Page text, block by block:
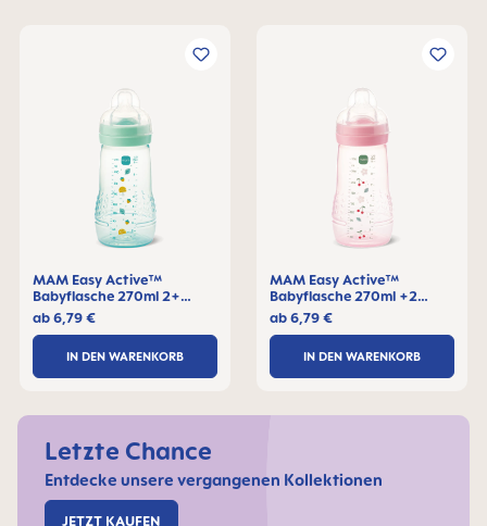
Letzte Chance
Entdecke unsere vergangenen Kollektionen
JETZT KAUFEN
MAM Easy Active™
Babyflasche 270ml 2+
Monate, 1 Stck
ab6,79 €
IN DEN WARENKORB
MAM Easy Active™
Babyflasche 270ml +2
Monate, 1 Stck
ab6,79 €
IN DEN WARENKORB